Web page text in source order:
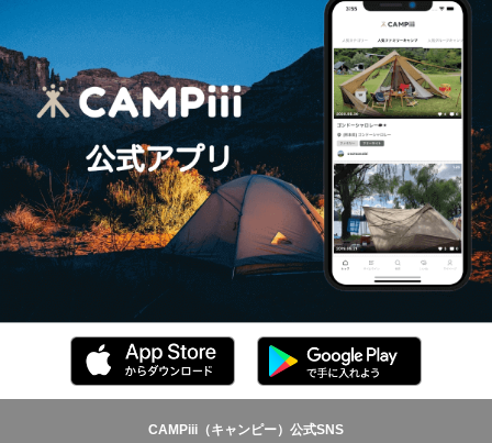
CAMPiii（キャンピー）公式SNS